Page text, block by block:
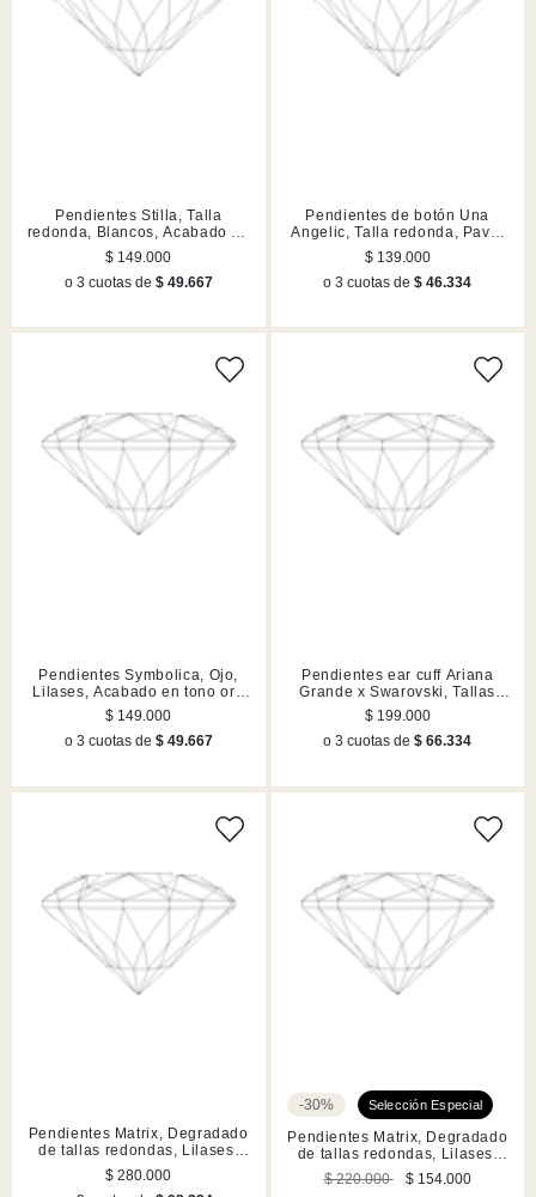
Pendientes Stilla, Talla
redonda, Blancos, Acabado en
tono oro
$ 149.000
o 3 cuotas de $ 49.667
Pendientes de botón Una
Angelic, Talla redonda, Pavé,
Blancos, Acabado en tono oro
rosa
$ 139.000
o 3 cuotas de$ 46.334
Pendientes Symbolica, Ojo,
Lilases, Acabado en tono oro
rosa
$ 149.000
o 3 cuotas de $ 49.667
Pendientes ear cuff Ariana
Grande x Swarovski, Tallas
mixtas, Lilases, Acabado en
rodio
$ 199.000
o 3 cuotas de$ 66.334
Pendientes Matrix, Degradado
de tallas redondas, Lilases,
Acabado en rutenio
$ 280.000
-30%
Pendientes Matrix, Degradado
de tallas redondas, Lilases,
Acabado en rodio
$ 220.000
$ 154.000